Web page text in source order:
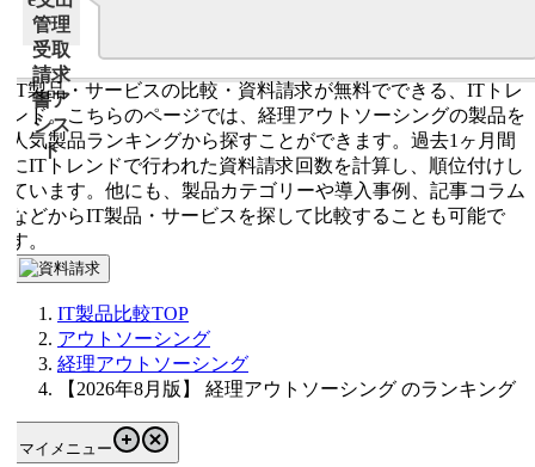
製品・サービスの比較・資料請求が無料でできる、ITトレ
ド。こちらのページでは、経理アウトソーシングの製品を
気製品ランキングから探すことができます。過去1ヶ月間
ITトレンドで行われた資料請求回数を計算し、順位付けし
います。他にも、製品カテゴリーや導入事例、記事コラム
どからIT製品・サービスを探して比較することも可能で
。
IT製品比較TOP
アウトソーシング
経理アウトソーシング
【2026年8月版】 経理アウトソーシング のランキング
マイメニュー